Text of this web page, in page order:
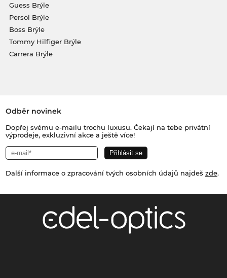
Guess Brýle
Persol Brýle
Boss Brýle
Tommy Hilfiger Brýle
Carrera Brýle
Odběr novinek
Dopřej svému e-mailu trochu luxusu. Čekají na tebe privátní
výprodeje, exkluzivní akce a ještě více!
Další informace o zpracování tvých osobních údajů najdeš zde.